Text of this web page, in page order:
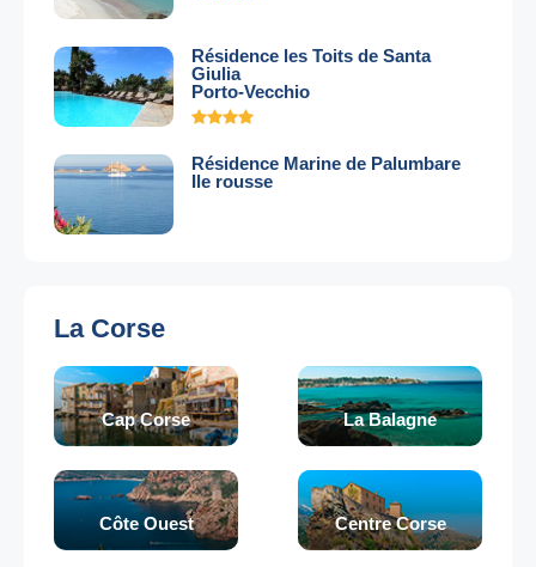
Résidence les Toits de Santa
Giulia
Porto-Vecchio
Résidence Marine de Palumbare
Ile rousse
La Corse
Cap Corse La Balagne
Côte Ouest Centre Corse